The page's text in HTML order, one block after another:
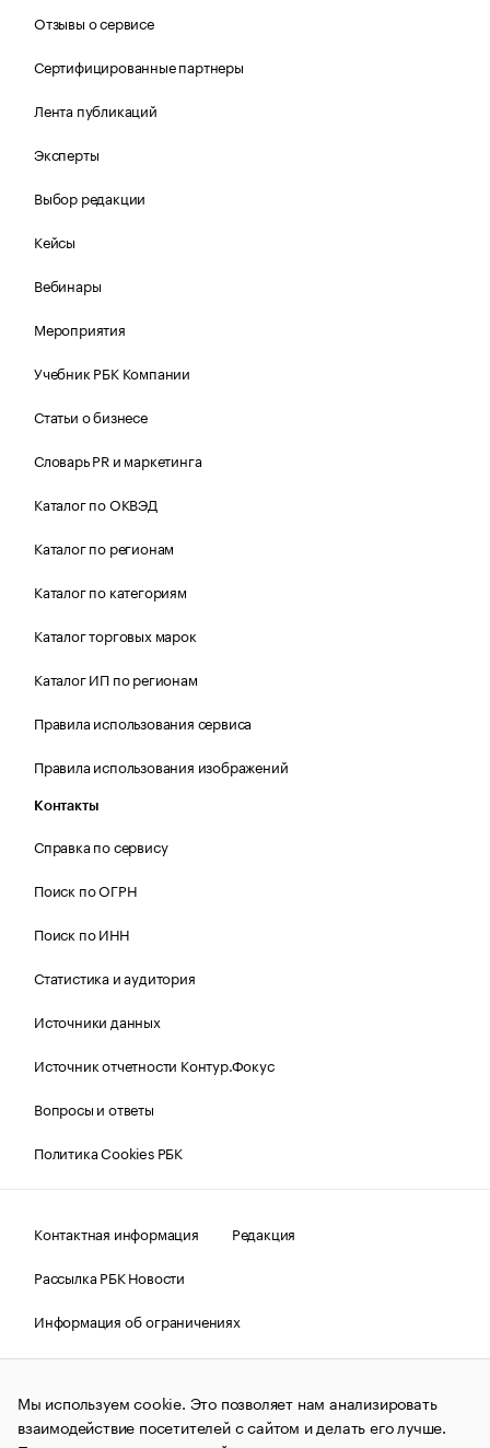
Отзывы о сервисе
Сертифицированные партнеры
Лента публикаций
Эксперты
Выбор редакции
Кейсы
Вебинары
Мероприятия
Учебник РБК Компании
Статьи о бизнесе
Словарь PR и маркетинга
Каталог по ОКВЭД
Каталог по регионам
Каталог по категориям
Каталог торговых марок
Каталог ИП по регионам
Правила использования сервиса
Правила использования изображений
Контакты
Справка по сервису
Поиск по ОГРН
Поиск по ИНН
Статистика и аудитория
Источники данных
Источник отчетности Контур.Фокус
Вопросы и ответы
Политика Cookies РБК
Контактная информация
Редакция
Рассылка РБК Новости
Информация об ограничениях
Правовая информация
О соблюдении авторских прав
© АО «РОСБИЗНЕСКОНСАЛТИНГ»,1995–2026.Сообщения
и материалы информационного агентства «РБК»
(зарегистрировано Федеральной службой по надзору в сфере
Мы используем cookie. Это позволяет нам анализировать
взаимодействие посетителей с сайтом и делать его лучше.